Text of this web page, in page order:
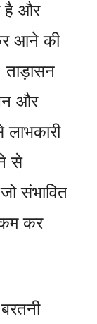
है और
आने की
और
से
संभावित
कर